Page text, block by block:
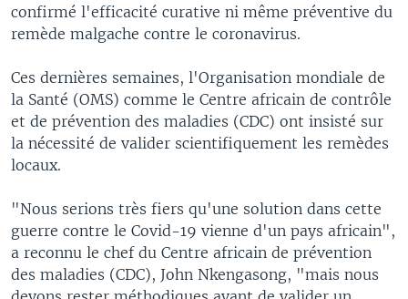
confirmé l'efficacité curative ni même préventive du
remède malgache contre le coronavirus.
Ces dernières semaines, l'Organisation mondiale de
la Santé (OMS) comme le Centre africain de contrôle
et de prévention des maladies (CDC) ont insisté sur
la nécessité de valider scientifiquement les remèdes
locaux.
"Nous serions très fiers qu'une solution dans cette
guerre contre le Covid-19 vienne d'un pays africain",
a reconnu le chef du Centre africain de prévention
des maladies (CDC), John Nkengasong, "mais nous